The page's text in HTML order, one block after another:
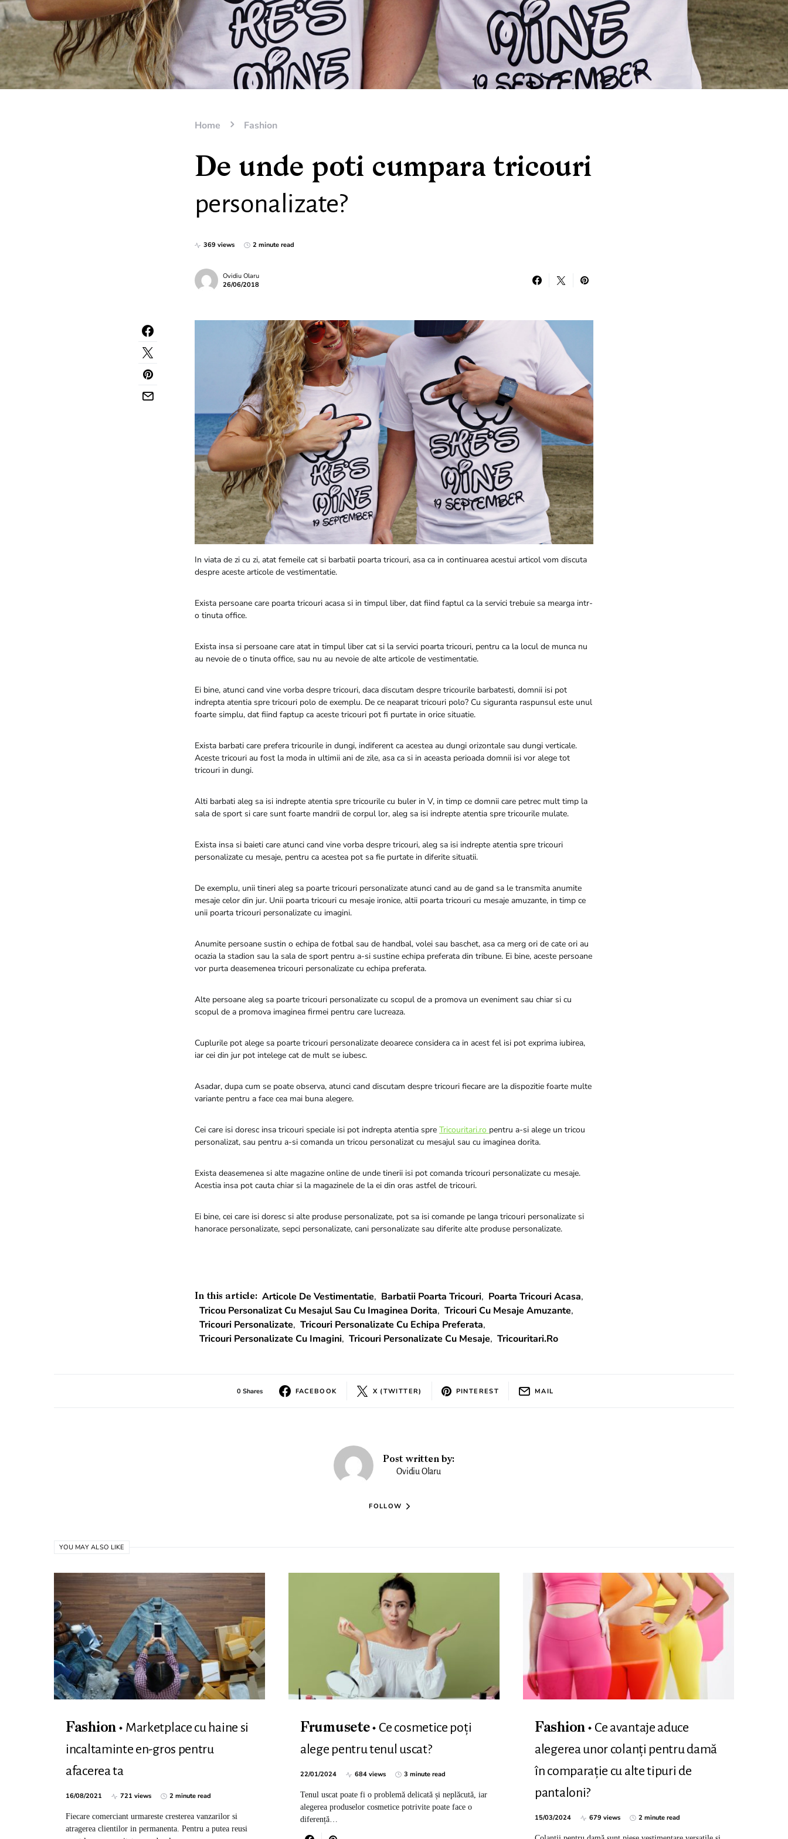
Home Fashion
De unde poti cumpara tricouri
personalizate?
369 views 2 minute read
Ovidiu Olaru
26/06/2018
In viata de zi cu zi, atat femeile cat si barbatii poarta tricouri, asa ca in continuarea acestui articol vom discuta
despre aceste articole de vestimentatie.
Exista persoane care poarta tricouri acasa si in timpul liber, dat fiind faptul ca la servici trebuie sa mearga intr-
o tinuta office.
Exista insa si persoane care atat in timpul liber cat si la servici poarta tricouri, pentru ca la locul de munca nu
au nevoie de o tinuta office, sau nu au nevoie de alte articole de vestimentatie.
Ei bine, atunci cand vine vorba despre tricouri, daca discutam despre tricourile barbatesti, domnii isi pot
indrepta atentia spre tricouri polo de exemplu. De ce neaparat tricouri polo? Cu siguranta raspunsul este unul
foarte simplu, dat fiind faptup ca aceste tricouri pot fi purtate in orice situatie.
Exista barbati care prefera tricourile in dungi, indiferent ca acestea au dungi orizontale sau dungi verticale.
Aceste tricouri au fost la moda in ultimii ani de zile, asa ca si in aceasta perioada domnii isi vor alege tot
tricouri in dungi.
Alti barbati aleg sa isi indrepte atentia spre tricourile cu buler in V, in timp ce domnii care petrec mult timp la
sala de sport si care sunt foarte mandrii de corpul lor, aleg sa isi indrepte atentia spre tricourile mulate.
Exista insa si baieti care atunci cand vine vorba despre tricouri, aleg sa isi indrepte atentia spre tricouri
personalizate cu mesaje, pentru ca acestea pot sa fie purtate in diferite situatii.
De exemplu, unii tineri aleg sa poarte tricouri personalizate atunci cand au de gand sa le transmita anumite
mesaje celor din jur. Unii poarta tricouri cu mesaje ironice, altii poarta tricouri cu mesaje amuzante, in timp ce
unii poarta tricouri personalizate cu imagini.
Anumite persoane sustin o echipa de fotbal sau de handbal, volei sau baschet, asa ca merg ori de cate ori au
ocazia la stadion sau la sala de sport pentru a-si sustine echipa preferata din tribune. Ei bine, aceste persoane
vor purta deasemenea tricouri personalizate cu echipa preferata.
Alte persoane aleg sa poarte tricouri personalizate cu scopul de a promova un eveniment sau chiar si cu
scopul de a promova imaginea firmei pentru care lucreaza.
Cuplurile pot alege sa poarte tricouri personalizate deoarece considera ca in acest fel isi pot exprima iubirea,
iar cei din jur pot intelege cat de mult se iubesc.
Asadar, dupa cum se poate observa, atunci cand discutam despre tricouri fiecare are la dispozitie foarte multe
variante pentru a face cea mai buna alegere.
Cei care isi doresc insa tricouri speciale isi pot indrepta atentia spre Tricouritari.ro pentru a-si alege un tricou
personalizat, sau pentru a-si comanda un tricou personalizat cu mesajul sau cu imaginea dorita.
Exista deasemenea si alte magazine online de unde tinerii isi pot comanda tricouri personalizate cu mesaje.
Acestia insa pot cauta chiar si la magazinele de la ei din oras astfel de tricouri.
Ei bine, cei care isi doresc si alte produse personalizate, pot sa isi comande pe langa tricouri personalizate si
hanorace personalizate, sepci personalizate, cani personalizate sau diferite alte produse personalizate.
In this article: Articole De Vestimentatie, Barbatii Poarta Tricouri, Poarta Tricouri Acasa,
Tricou Personalizat Cu Mesajul Sau Cu Imaginea Dorita, Tricouri Cu Mesaje Amuzante,
Tricouri Personalizate, Tricouri Personalizate Cu Echipa Preferata,
Tricouri Personalizate Cu Imagini, Tricouri Personalizate Cu Mesaje, Tricouritari.ro
0 Shares FACEBOOK X (TWITTER) PINTEREST MAIL
Post written by:
Ovidiu Olaru
FOLLOW
YOU MAY ALSO LIKE
Fashion
Marketplace cu haine si
incaltaminte en-gros pentru
afacerea ta
16/08/2021 721 views 2 minute read
Fiecare comerciant urmareste cresterea vanzarilor si
atragerea clientilor in permanenta. Pentru a putea reusi
Frumusete
Ce cosmetice poți
alege pentru tenul uscat?
22/01/2024 684 views 3 minute read
Tenul uscat poate fi o problemă delicată și neplăcută, iar
alegerea produselor cosmetice potrivite poate face o
diferență…
Fashion
Ce avantaje aduce
alegerea unor colanți pentru damă
în comparație cu alte tipuri de
pantaloni?
15/03/2024 679 views 2 minute read